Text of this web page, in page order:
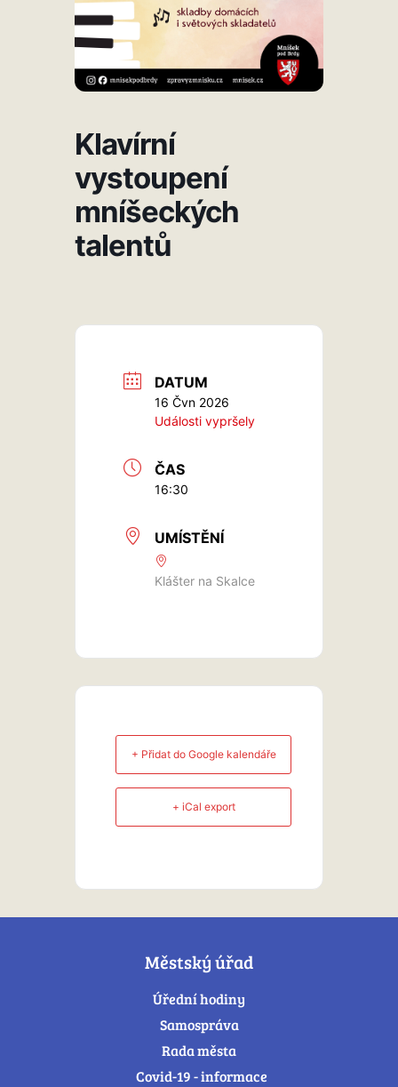
Klavírní
vystoupení
mníšeckých
talentů
DATUM
16 Čvn 2026
Události vypršely
ČAS
16:30
UMÍSTĚNÍ
Klášter na Skalce
+ Přidat do Google kalendáře
+ iCal export
Městský úřad
Úřední hodiny
Samospráva
Rada města
Covid-19 - informace